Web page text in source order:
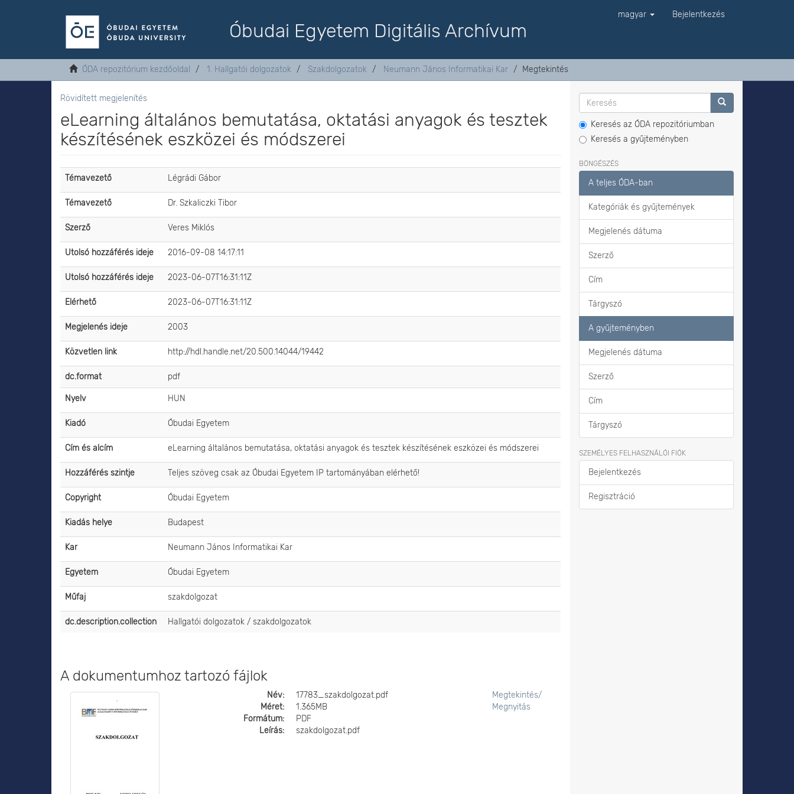
Óbudai Egyetem Digitális Archívum
magyar Bejelentkezés
ÓDA repozitórium kezdőoldal 1. Hallgatói dolgozatok Szakdolgozatok Neumann János Informatikai Kar Megtekintés
Rövidített megjelenítés
eLearning általános bemutatása, oktatási anyagok és tesztek
készítésének eszközei és módszerei
Témavezető Légrádi Gábor
Témavezető Dr. Szkaliczki Tibor
Szerző Veres Miklós
Utolsó hozzáférés ideje 2016-09-08 14:17:11
Utolsó hozzáférés ideje 2023-06-07T16:31:11Z
Elérhető 2023-06-07T16:31:11Z
Megjelenés ideje 2003
Közvetlen link http://hdl.handle.net/20.500.14044/19442
dc.format pdf
Nyelv HUN
Kiadó Óbudai Egyetem
Cím és alcím eLearning általános bemutatása, oktatási anyagok és tesztek készítésének eszközei és módszerei
Hozzáférés szintje Teljes szöveg csak az Óbudai Egyetem IP tartományában elérhető!
Copyright Óbudai Egyetem
Kiadás helye Budapest
Kar Neumann János Informatikai Kar
Egyetem Óbudai Egyetem
Műfaj szakdolgozat
dc.description.collection Hallgatói dolgozatok / szakdolgozatok
A dokumentumhoz tartozó fájlok
Név:
17783_szakdolgozat.pdf
Méret:
1.365MB
Formátum:
PDF
Leírás:
szakdolgozat.pdf
Megtekintés/
Megnyitás
Keresés az ÓDA repozitóriumban
Keresés a gyűjteményben
BÖNGÉSZÉS
A teljes ÓDA-ban
Kategóriák és gyűjtemények
Megjelenés dátuma
Szerző
Cím
Tárgyszó
A gyűjteményben
Megjelenés dátuma
Szerző
Cím
Tárgyszó
SZEMÉLYES FELHASZNÁLÓI FIÓK
Bejelentkezés
Regisztráció